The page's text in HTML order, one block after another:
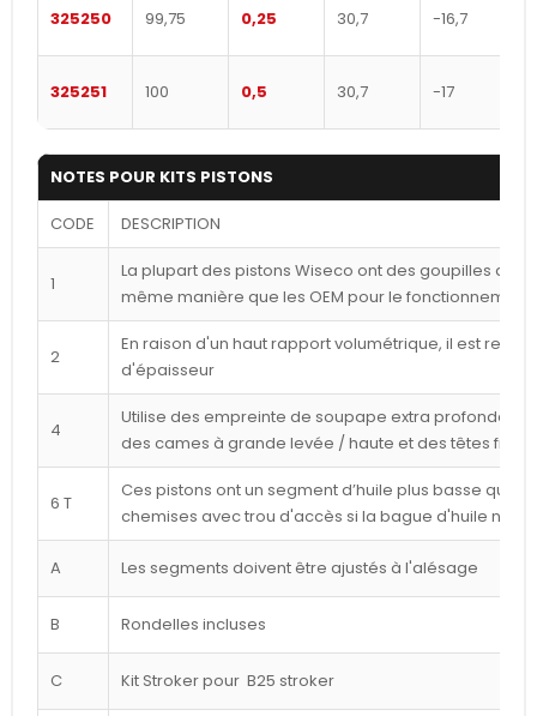
325250 99,75 0,25 30,7 -16,7
325251 100 0,5 30,7 -17
NOTES POUR KITS PISTONS
CODE DESCRIPTION
1
La plupart des pistons Wiseco ont des goupilles
même manière que les OEM pour le
2
En raison d'un haut rapport volumétrique, il est
d'épaisseur
4
Utilise des empreinte de soupape extra profondes
des cames à grande levée / haute et des têtes
6 T
Ces pistons ont un segment d’huile plus basse que
chemises avec trou d'accès si la bague d'huile
A Les segments doivent être ajustés à l'alésage
B Rondelles incluses
C Kit Stroker pour B25 stroker